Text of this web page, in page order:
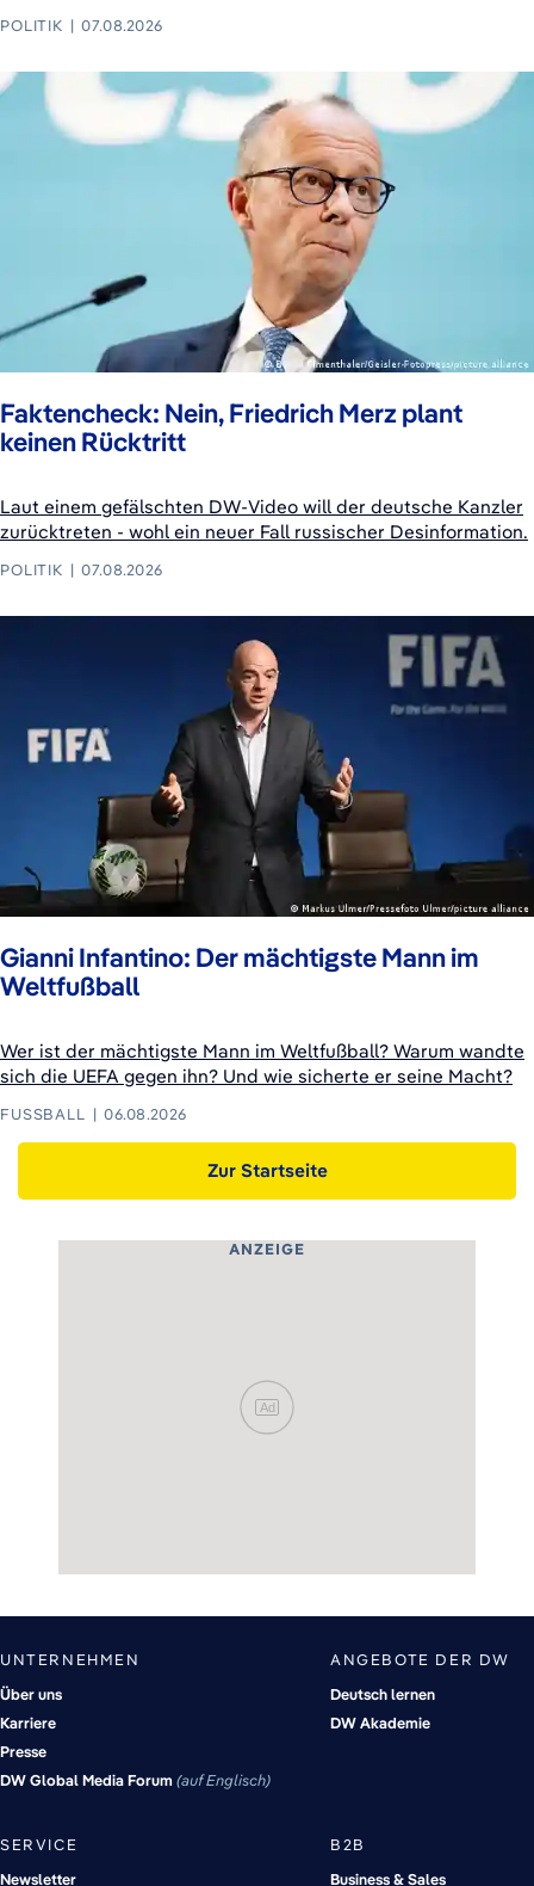
POLITIK 07.08.2026
Faktencheck: Nein, Friedrich Merz plant
keinen Rücktritt
Laut einem gefälschten DW-Video will der deutsche Kanzler
zurücktreten - wohl ein neuer Fall russischer Desinformation.
POLITIK 07.08.2026
Gianni Infantino: Der mächtigste Mann im
Weltfußball
Wer ist der mächtigste Mann im Weltfußball? Warum wandte
sich die UEFA gegen ihn? Und wie sicherte er seine Macht?
FUSSBALL 06.08.2026
Zur Startseite
ANZEIGE
Ad
UNTERNEHMEN
Über uns
Karriere
Presse
DW Global Media Forum auf Englisch
ANGEBOTE DER DW
Deutsch lernen
DW Akademie
SERVICE
Newsletter
B2B
Business & Sales